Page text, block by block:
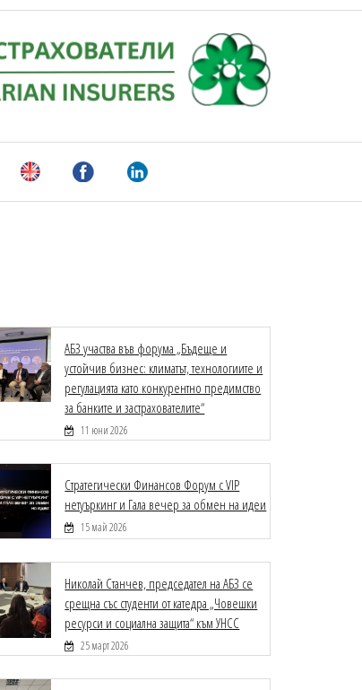
АБЗ участва във форума „Бъдеще и
устойчив бизнес: климатът, технологиите и
регулацията като конкурентно предимство
за банките и застрахователите“
11 юни 2026
Стратегически Финансов Форум с VIP
нетуъркинг и Гала вечер за обмен на идеи
15 май 2026
Николай Станчев, председател на АБЗ се
срещна със студенти от катедра „Човешки
ресурси и социална защита“ към УНСС
25 март 2026